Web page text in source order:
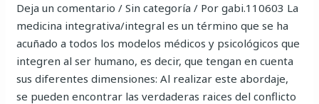
Deja un comentario / Sin categoría / Por gabi.110603 La
medicina integrativa/integral es un término que se ha
acuñado a todos los modelos médicos y psicológicos que
integren al ser humano, es decir, que tengan en cuenta
sus diferentes dimensiones: Al realizar este abordaje,
se pueden encontrar las verdaderas raices del conflicto